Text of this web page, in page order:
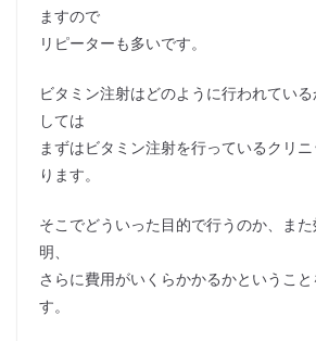
ますので
リピーターも多いです。
ビタミン注射はどのように行われてい
しては
まずはビタミン注射を行っているクリ
ります。
そこでどういった目的で行うのか、ま
明、
さらに費用がいくらかかるかというこ
す。